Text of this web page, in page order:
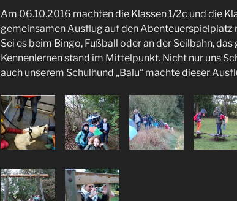
Am 06.10.2016 machten die Klassen 1/2c und die
gemeinsamen Ausflug auf den Abenteuerspielplatz
Sei es beim Bingo, Fußball oder an der Seilbahn,
Kennenlernen stand im Mittelpunkt. Nicht nur uns
auch unserem Schulhund „Balu“ machte dieser